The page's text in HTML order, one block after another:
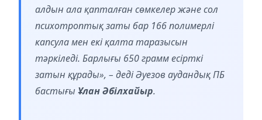
алдын ала қапталған сөмкелер және сол
психотроптық заты бар 166 полимерлі
капсула мен екі қалта таразысын
тәркіледі. Барлығы 650 грамм есірткі
затын құрады», – деді Әуезов аудандық ПБ
бастығы Ұлан Әбілхайыр.